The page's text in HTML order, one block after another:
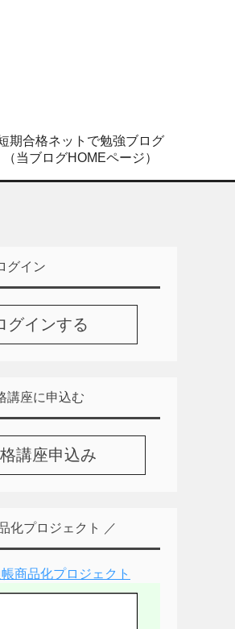
期合格ネットで勉強ブログ
（当ブログHOMEページ）
グイン
グインする
講座に申込む
講座申込み
化プロジェクト ／
商品化プロジェクト